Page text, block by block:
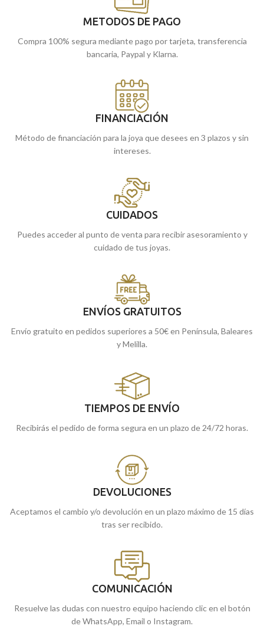
METODOS DE PAGO
Compra 100% segura mediante pago por tarjeta, transferencia
bancaria, Paypal y Klarna.
FINANCIACIÓN
Método de financiación para la joya que desees en 3 plazos y sin
intereses.
CUIDADOS
Puedes acceder al punto de venta para recibir asesoramiento y
cuidado de tus joyas.
ENVÍOS GRATUITOS
Envío gratuito en pedidos superiores a 50€ en Península, Baleares
y Melilla.
TIEMPOS DE ENVÍO
Recibirás el pedido de forma segura en un plazo de 24/72 horas.
DEVOLUCIONES
Aceptamos el cambio y/o devolución en un plazo máximo de 15 días
tras ser recibido.
COMUNICACIÓN
Resuelve las dudas con nuestro equipo haciendo clic en el botón
de WhatsApp, Email o Instagram.